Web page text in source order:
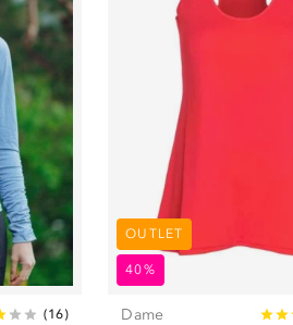
(16)
OUTLET
40%
Dame